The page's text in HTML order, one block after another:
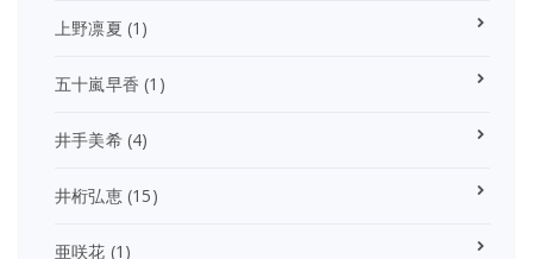
上野凛夏 (1)
五十嵐早香 (1)
井手美希(4)
井桁弘恵(15)
亜咲花 (1)